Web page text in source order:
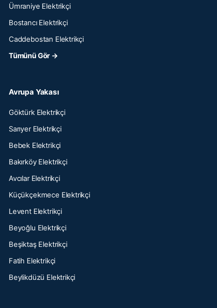
Ümraniye Elektrikçi
Bostancı Elektrikçi
Caddebostan Elektrikçi
Tümünü Gör →
Avrupa Yakası
Göktürk Elektrikçi
Sarıyer Elektrikçi
Bebek Elektrikçi
Bakırköy Elektrikçi
Avcılar Elektrikçi
Küçükçekmece Elektrikçi
Levent Elektrikçi
Beyoğlu Elektrikçi
Beşiktaş Elektrikçi
Fatih Elektrikçi
Beylikdüzü Elektrikçi